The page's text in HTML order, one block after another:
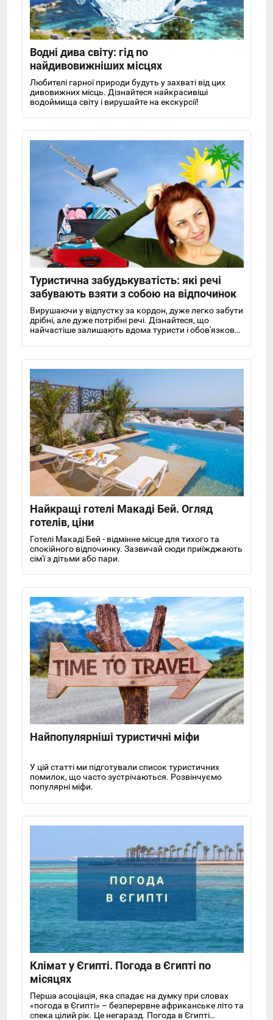
Водні дива світу: гід по
найдивовижніших місцях
Любителі гарної природи будуть у захваті від цих
дивовижних місць. Дізнайтеся найкрасивіші
водоймища світу і вирушайте на екскурсії!
Туристична забудькуватість: які речі
забувають взяти з собою на відпочинок
Вирушаючи у відпустку за кордон, дуже легко забути
дрібні, але дуже потрібні речі. Дізнайтеся, що
найчастіше залишають вдома туристи і обов'язково
візьміть ці речі із собою
Найкращі готелі Макаді Бей. Огляд
готелів, ціни
Готелі Макаді Бей - відмінне місце для тихого та
спокійного відпочинку. Зазвичай сюди приїжджають
сім'ї з дітьми або пари.
Найпопулярніші туристичні міфи
У цій статті ми підготували список туристичних
помилок, що часто зустрічаються. Розвінчуємо
популярні міфи.
Клімат у Єгипті. Погода в Єгипті по
місяцях
Перша асоціація, яка спадає на думку при словах
«погода в Єгипті» – безперервне африканське літо та
спека цілий рік. Це негаразд. Погода в Єгипті